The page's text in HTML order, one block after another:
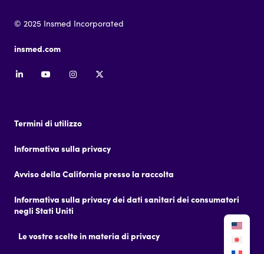
© 2025 Insmed Incorporated
insmed.com
Termini di utilizzo
Informativa sulla privacy
Avviso della California presso la raccolta
Informativa sulla privacy dei dati sanitari dei consumatori
negli Stati Uniti
Le vostre scelte in materia di privacy